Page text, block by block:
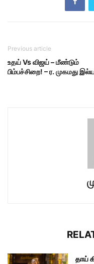
Previous article
உதய் Vs விஜய் – மீண்டும்
பிம்பச்சிறை! – ர. முகமது
தாய்